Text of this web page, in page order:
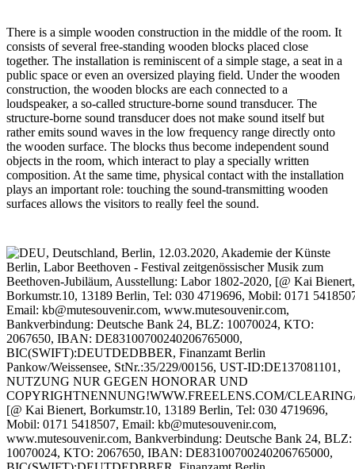
There is a simple wooden construction in the middle of the room. It
consists of several free-standing wooden blocks placed close
together. The installation is reminiscent of a simple stage, a seat in a
public space or even an oversized playing field. Under the wooden
construction, the wooden blocks are each connected to a
loudspeaker, a so-called structure-borne sound transducer. The
structure-borne sound transducer does not make sound itself but
rather emits sound waves in the low frequency range directly onto
the wooden surface. The blocks thus become independent sound
objects in the room, which interact to play a specially written
composition. At the same time, physical contact with the installation
plays an important role: touching the sound-transmitting wooden
surfaces allows the visitors to really feel the sound.